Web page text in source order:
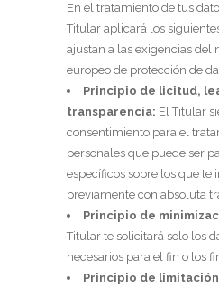
En el tratamiento de tus
Titular aplicará los
ajustan a las exigencias del
europeo de protección de
Principio de licitud,
transparencia: El Titular
consentimiento para el
personales que puede ser
específicos sobre los que te
previamente con absoluta
Principio de
Titular te solicitará solo los
necesarios para el fin o los
Principio de